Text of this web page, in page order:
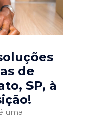
de
SP, à
uma